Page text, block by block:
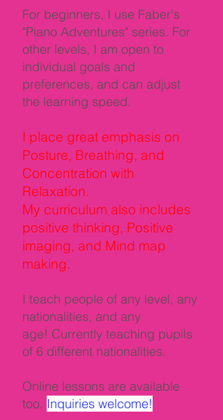
For beginners, I use Faber's
"Piano Adventures" series. For
other levels, I am open to
individual goals and
preferences, and can adjust
the learning speed.
I place great emphasis on
Posture, Breathing, and
Concentration with
Relaxation.
My curriculum also includes
positive thinking, Positive
imaging, and Mind map
making.
I teach people of any level, any
nationalities, and any
age! Currently teaching pupils
of 6 different nationalities.
Online lessons are available
too. Inquiries welcome!